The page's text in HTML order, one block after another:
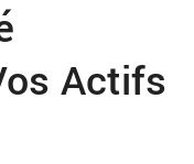
Actifs